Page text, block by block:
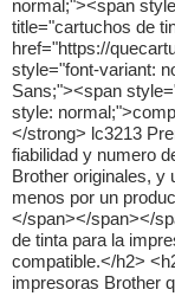
normal;"><span
title="cartuchos de
href="https://
style="font-variant:
Sans;"><span
style:
</strong> lc3213
fiabilidad y numero
Brother originales, y
menos por un
</span></span></
de tinta para la
compatible.</h2>
impresoras Brother